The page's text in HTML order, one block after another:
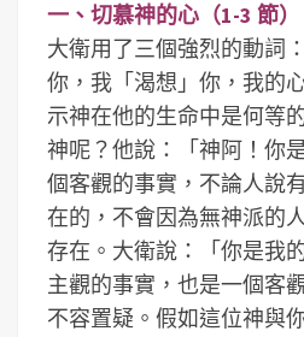
一、切慕神的心（1-3 節）
大衛用了三個強烈的動詞
你，我「渴想」你，我的
示神在他的生命中是何等
神呢？他說：「神阿！你
個客觀的事實，不論人說
在的，不會因為無神派的
存在。大衛說：「你是我
主觀的事實，也是一個客
不容置疑。假如這位神與